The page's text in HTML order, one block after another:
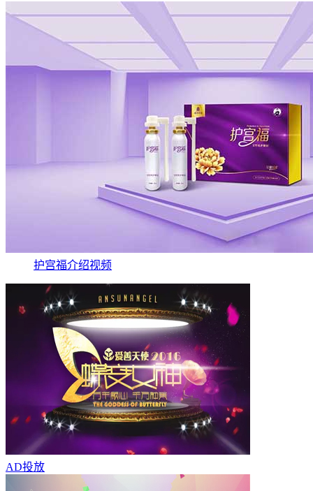
护宫福介绍视频
AD投放